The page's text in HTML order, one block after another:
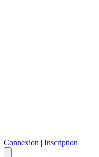
Connexion | Inscription